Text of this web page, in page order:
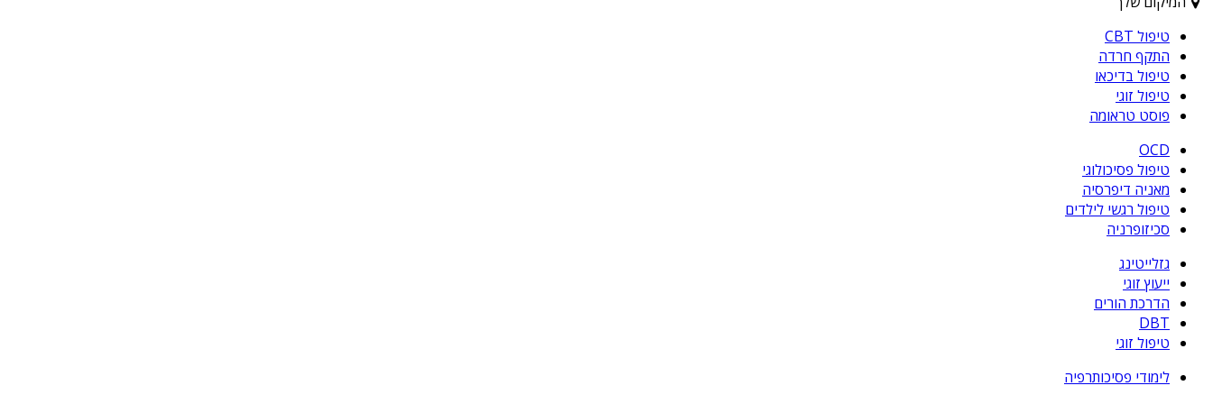
טיפול CBT
התקף חרדה
טיפול בדיכאו
טיפול זוגי
פוסט טראומה
OCD
טיפול פסיכולוגי
מאניה דיפרסיה
טיפול רגשי לילדים
סכיזופרניה
גזלייטינג
ייעוץ זוגי
הדרכת הורים
DBT
טיפול זוגי
לימודי פסיכותרפיה